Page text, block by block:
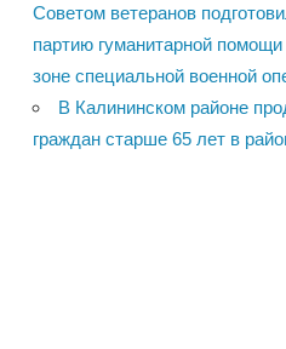
Советом ветеранов
партию гуманитарной
зоне специальной военной
В Калининском районе
граждан старше 65 лет в